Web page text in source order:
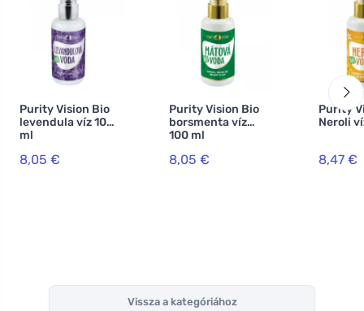
Purity Vision Bio
levendula víz 100
ml
8,05 €
Purity Vision Bio
borsmenta víz
100 ml
8,05 €
Purity
Neroli
8,47 €
Vissza a kategóriához